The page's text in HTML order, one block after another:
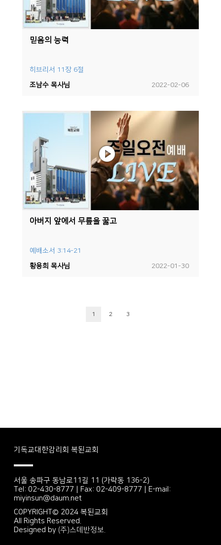
믿음의 능력
히브리서 11장 6절
2022-02-06
조남수 목사님
아버지 앞에서 무릎을 꿇고
예배소서 3:14-21
2022-01-30
황용희 목사님
1 2 3
기독교대한감리회 복된교회
서울 송파구 동남로11길 11 (가락동 136-2)
Tel: 02-430-8777 | Fax: 02-409-8777 | E-mail:
miyinsun@daum.net
COPYRIGHT© 2024 복된교회
All Rights Reserved.
Designed by (주)스데반정보.